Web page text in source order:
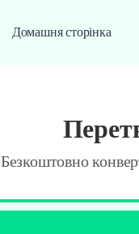
Домашня сторінка
Безкоштовно